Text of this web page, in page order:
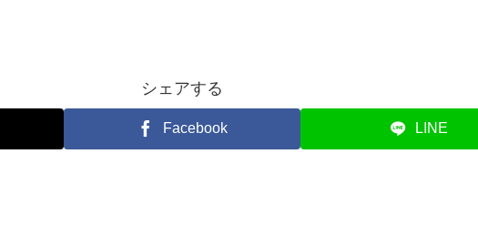
シェアする
Facebook LINE